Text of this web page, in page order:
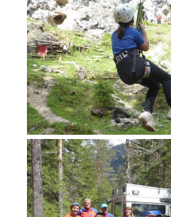
Formation
ACTIVITÉ